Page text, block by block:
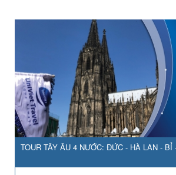
TOUR TÂY ÂU 4 NƯỚC: ĐỨC - HÀ LAN - BỈ